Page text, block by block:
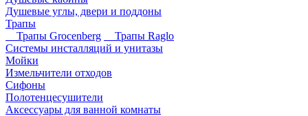
Душевые углы, двери и поддоны
Трапы
Трапы Grocenberg
Трапы Raglo
Системы инсталляций и унитазы
Мойки
Измельчители отходов
Сифоны
Полотенцесушители
Аксессуары для ванной комнаты